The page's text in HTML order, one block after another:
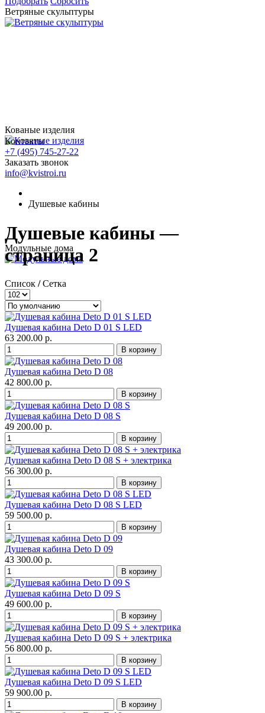
Ветряные скульптуры
Кованые изделия
Модульные дома
Контакты
+7 (495) 745-27-22
Заказать звонок
info@kvistroi.ru
Душевые кабины
Душевые кабины —
страница 2
Список / Сетка
Душевая кабина Deto D 01 S LED
63 200.00 р.
Душевая кабина Deto D 08
42 800.00 р.
Душевая кабина Deto D 08 S
49 200.00 р.
Душевая кабина Deto D 08 S + электрика
56 300.00 р.
Душевая кабина Deto D 08 S LED
59 500.00 р.
Душевая кабина Deto D 09
43 300.00 р.
Душевая кабина Deto D 09 S
49 600.00 р.
Душевая кабина Deto D 09 S + электрика
56 800.00 р.
Душевая кабина Deto D 09 S LED
59 900.00 р.